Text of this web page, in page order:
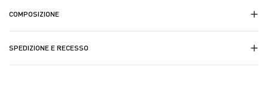
COMPOSIZIONE
SPEDIZIONE E RECESSO